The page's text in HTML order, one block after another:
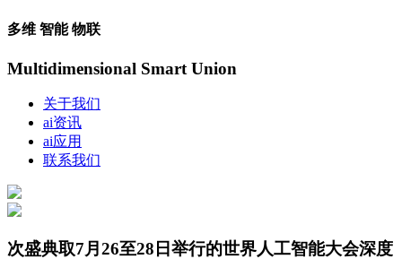
多维 智能 物联
Multidimensional Smart Union
关于我们
ai资讯
ai应用
联系我们
次盛典取7月26至28日举行的世界人工智能大会深度